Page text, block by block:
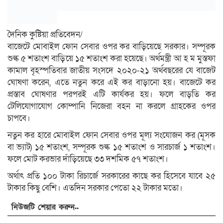
দৈনিক কুষ্টিয়া প্রতিবেদন/
বাজেটে মোবাইল ফোন সেবার ওপর কর বাড়িয়েছে সরকার। সম্পূরক
শুল্ক ৫ শতাংশ বাড়িয়ে ১৫ শতাংশ করা হয়েছে। অর্থমন্ত্রী আ হ ম মুস্তফা
কামাল বৃহস্পতিবার জাতীয় সংসদে ২০২০-২১ অর্থবছরের যে বাজেট
ঘোষণা করেন, এতে নতুন করে এই কর বাড়ানো হয়। বাজেটে কর
প্রস্তাব ঘোষণার পরপরই এটি কার্যকর হয়। ফলে বাড়তি কর
টেলিযোগাযোগ কোম্পানি নিজেরা বহন না করলে গ্রাহকের ওপর
চাপবে।
নতুন কর হারে মোবাইল ফোন সেবার ওপর মূল্য সংযোজন কর (মূসক
বা ভ্যাট) ১৫ শতাংশ, সম্পূরক শুল্ক ১৫ শতাংশ ও সারচার্জ ১ শতাংশ।
ফলে মোট করভার দাঁড়িয়েছে ৩৩ দশমিক ৫৭ শতাংশ।
অর্থাৎ প্রতি ১০০ টাকা রিচার্জে সরকারের কাছে কর হিসেবে যাবে ২৫
টাকার কিছু বেশি। এতদিন সরকার পেতো ২২ টাকার মতো।
নিউজটি শেয়ার করুন..